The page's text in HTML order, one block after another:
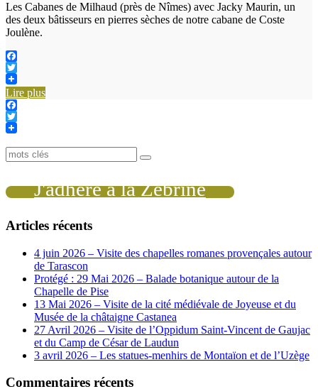
Les Cabanes de Milhaud (près de Nîmes) avec Jacky Maurin, un
des deux bâtisseurs en pierres sèches de notre cabane de Coste
Joulène.
Facebook
Twitter
Lire plus
Facebook
Twitter
J'adhère à la Zébrine
Articles récents
4 juin 2026 – Visite des chapelles romanes provençales autour
de Tarascon
Protégé : 29 Mai 2026 – Balade botanique autour de la
Chapelle de Pise
13 Mai 2026 – Visite de la cité médiévale de Joyeuse et du
Musée de la châtaigne Castanea
27 Avril 2026 – Visite de l’Oppidum Saint-Vincent de Gaujac
et du Camp de César de Laudun
3 avril 2026 – Les statues-menhirs de Montaïon et de l’Uzège
Commentaires récents